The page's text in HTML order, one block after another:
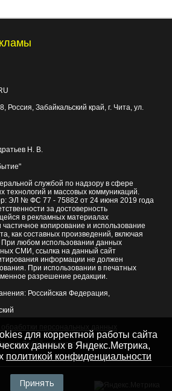
, Россия, Забайкальский край, г. Чита, ул.
Н. В.
службой по надзору в сфере
технологий и массовых коммуникаций.
ЭЛ № ФС 77 - 75882 от 24 июня 2019 года
за достоверность
в рекламных материалах
копирование и использование
как составных произведений, включая
любом использовании данных
СМИ, ссылка на данный сайт
информации не должен
При использовании в печатных
разрешение редакции.
Российская Федерация,
и Забайкальского края
для корректной работы сайта
данных в Яндекс.Метрика,
политикой конфиденциальности
Принять